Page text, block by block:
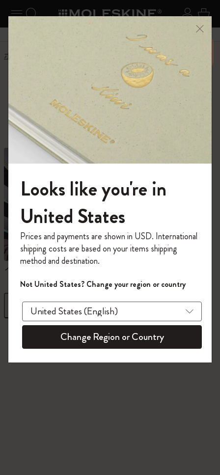
ナビゲーションの切替 ログ
検索 (キーワードなど) カ
6,500円以上のご購入で送料無料 メニ
ーを閉じる
ホーム
ショップ
創作活動に必要なすべて。
ノートブック
フィルター 並び替え
845 プロダクツ
モレスキンの世界へようこそ
「WELCOME10」を入力すると、初回注
文が10%オフ＋送料無料になります。セ
ール・アウトレット品は適用外。
Moleskineアカウントを作成して限定オフ
ァーや会員特典、さらに多くのインスピ
レーションを手に入れましょう。
今すぐ会員登録 !
Looks like you're in
United States
Prices and payments are shown in USD. International
shipping costs are based on your items shipping
method and destination.
Not United States? Change your region or country
Change Region or Country